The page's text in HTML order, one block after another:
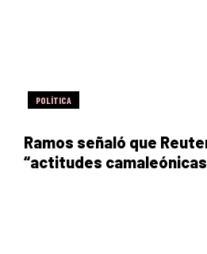
POLÍTICA
Ramos señaló que
“actitudes